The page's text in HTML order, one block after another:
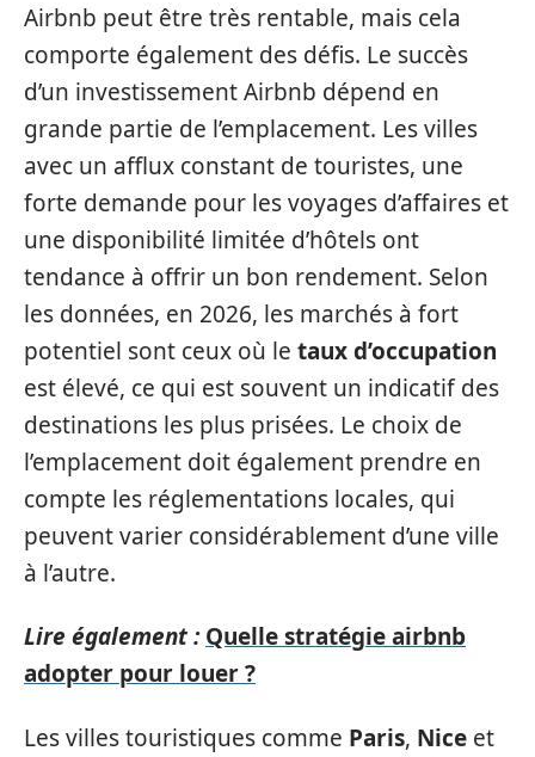
Airbnb peut être très rentable, mais cela
comporte également des défis. Le succès
d’un investissement Airbnb dépend en
grande partie de l’emplacement. Les villes
avec un afflux constant de touristes, une
forte demande pour les voyages d’affaires et
une disponibilité limitée d’hôtels ont
tendance à offrir un bon rendement. Selon
les données, en 2026, les marchés à fort
potentiel sont ceux où le taux d’occupation
est élevé, ce qui est souvent un indicatif des
destinations les plus prisées. Le choix de
l’emplacement doit également prendre en
compte les réglementations locales, qui
peuvent varier considérablement d’une ville
à l’autre.
Lire également : Quelle stratégie airbnb
adopter pour louer ?
Les villes touristiques comme Paris, Nice et